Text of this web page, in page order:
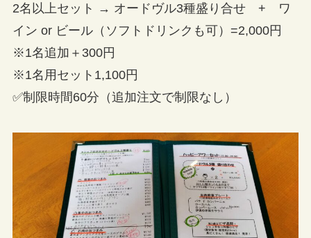
2名以上セット → オードヴル3種盛り合せ + ワ
イン or ビール（ソフトドリンクも可）=2,000円
※1名追加＋300円
※1名用セット1,100円
✅制限時間60分（追加注文で制限なし）